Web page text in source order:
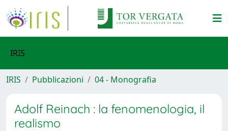
IRIS
IRIS Pubblicazioni 04 - Monografia
Adolf Reinach : la fenomenologia, il
realismo